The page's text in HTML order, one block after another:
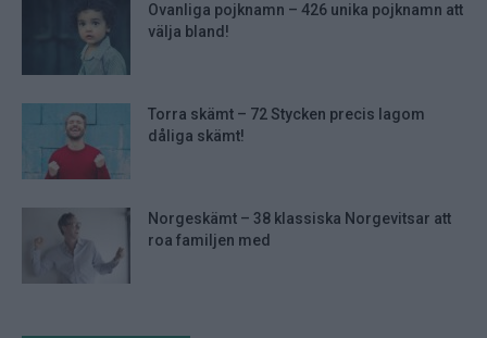
Ovanliga pojknamn – 426 unika pojknamn att
välja bland!
Torra skämt – 72 Stycken precis lagom
dåliga skämt!
Norgeskämt – 38 klassiska Norgevitsar att
roa familjen med